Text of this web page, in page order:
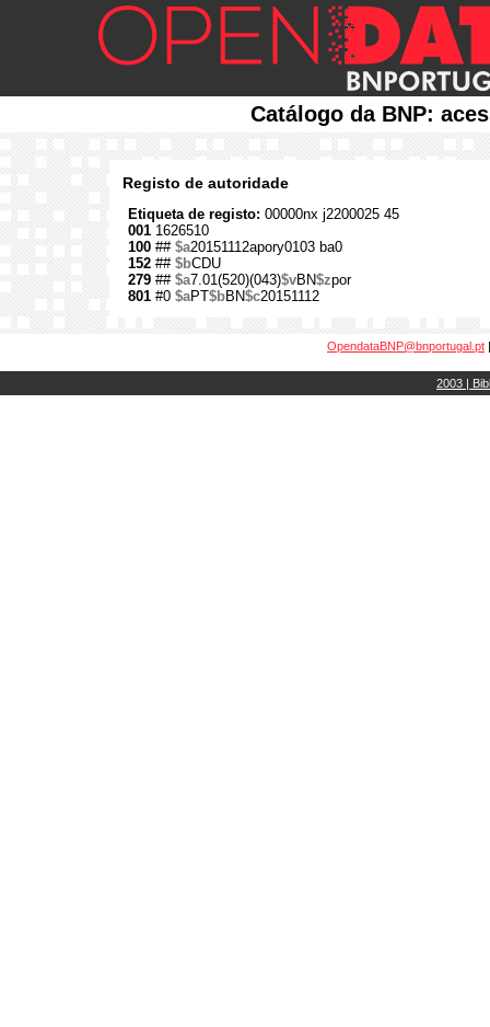
Catálogo da BNP:
Registo de autoridade
Etiqueta de registo: 00000nx j2200025 45
001 1626510
100 ## $a20151112apory0103 ba0
152 ## $bCDU
279 ## $a7.01(520)(043)$vBN$zpor
801 #0 $aPT$bBN$c20151112
OpendataBNP@bnportugal.pt
2003 |